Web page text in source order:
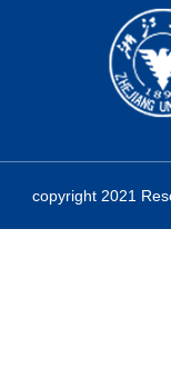
copyright 2021